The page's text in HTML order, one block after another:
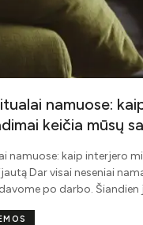
namuose:
keičia mūsų
namuose: kaip interjero
Dar visai neseniai
po darbo. Šiandien